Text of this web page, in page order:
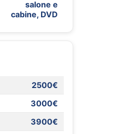
salone e
cabine, DVD
2500€
3000€
3900€